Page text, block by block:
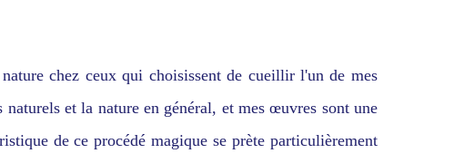
chez ceux qui choisissent de cueillir l'un de mes
et la nature en général, et mes œuvres sont une
de ce procédé magique se prète particulièrement